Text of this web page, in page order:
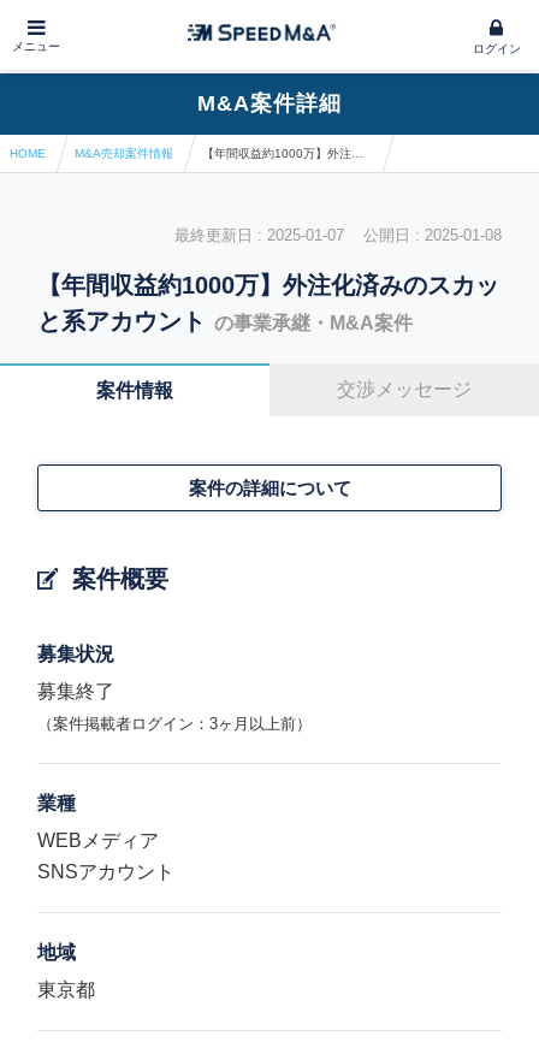
メニュー ログイン
M&A案件詳細
HOME M&A売却案件情報
最終更新日 : 2025-01-07 公開日 : 2025-01-08
【年間収益約1000万】外注化済みのスカッ
と系アカウント
の事業承継・M&A案件
案件情報 交渉メッセージ
案件概要
案件の詳細について
募集状況
募集終了
（案件掲載者ログイン：3ヶ月以上前）
業種
WEBメディア
SNSアカウント
地域
東京都